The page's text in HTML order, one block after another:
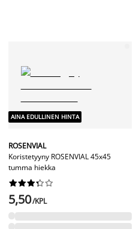
AINA EDULLINEN HINTA
ROSENVIAL
Koristetyyny ROSENVIAL 45x45
tumma hiekka






5,50/KPL